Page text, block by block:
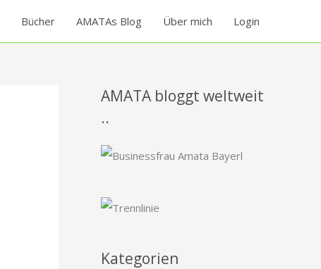
Bücher AMATAs Blog Über mich Login
AMATA bloggt weltweit
..
Kategorien